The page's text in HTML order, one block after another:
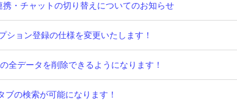
携・チャットの切り替えについてのお知らせ
ション登録の仕様を変更いたします！
全データを削除できるようになります！
ブの検索が可能になります！